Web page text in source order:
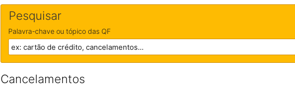
Pesquisar
Palavra-chave ou tópico das QF
Cancelamentos